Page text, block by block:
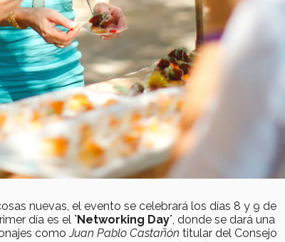
nuevas, el evento se celebrará los días 8 y 9 de
día es el `Networking Day´, donde se dará una
comoJuan Pablo Castañón titular del Consejo